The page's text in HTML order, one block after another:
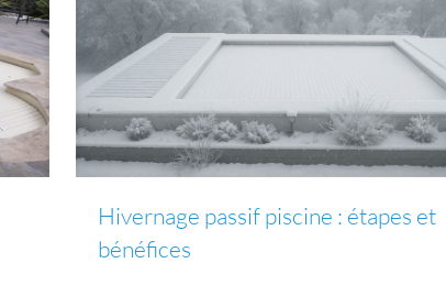
Hivernage passif piscine : étapes et
bénéfices